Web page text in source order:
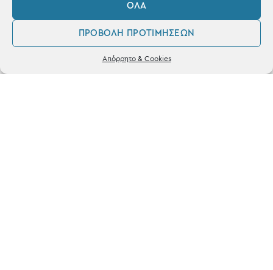
ΌΛΑ
ΠΡΟΒΟΛΉ ΠΡΟΤΙΜΉΣΕΩΝ
Απόρρητο & Cookies
με Χρεωστική & Πιστωτική
Ηλεκτρονικές
Πληρωμές
0